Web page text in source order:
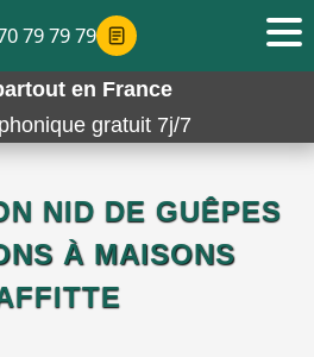
en France
gratuit 7j/7
NID DE GUÊPES
À MAISONS
79 79 79